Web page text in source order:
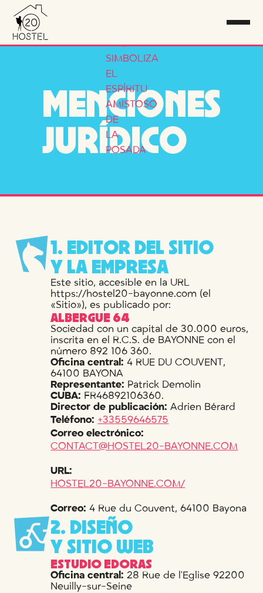
RESERVA
MENCIONES
JURÍDICO
1. EDITOR DEL SITIO
YLAEMPRESA
Este sitio, accesible en la URL
https://hostel20-bayonne.com (el
«Sitio»), es publicado por:
ALBERGUE 64
Sociedad con un capital de 30.000 euros,
inscrita en el R.C.S. de BAYONNE con el
número 892 106 360.
Oficina central:4 RUE DU COUVENT,
64100 BAYONA
Representante: Patrick Demolin
CUBA: FR46892106360.
Director de publicación:Adrien Bérard
Teléfono: +33559646575
Correo electrónico:
CONTACT@HOSTEL20-BAYONNE.COM
URL:
HOSTEL20-BAYONNE.COM/
Correo:4 Rue du Couvent, 64100 Bayona
2. DISEÑO
YSITIOWEB
ESTUDIO EDORAS
Oficina central:28 Rue de l'Eglise 92200
Neuilly-sur-Seine